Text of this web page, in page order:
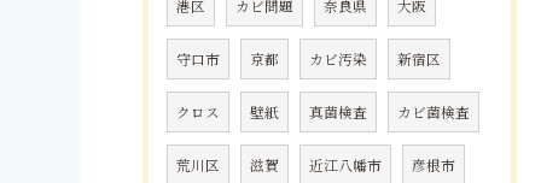
港区 カビ問題 奈良県 大阪
守口市 京都 カビ汚染 新宿区
クロス 壁紙 真菌検査 カビ菌検査
荒川区 滋賀 近江八幡市 彦根市